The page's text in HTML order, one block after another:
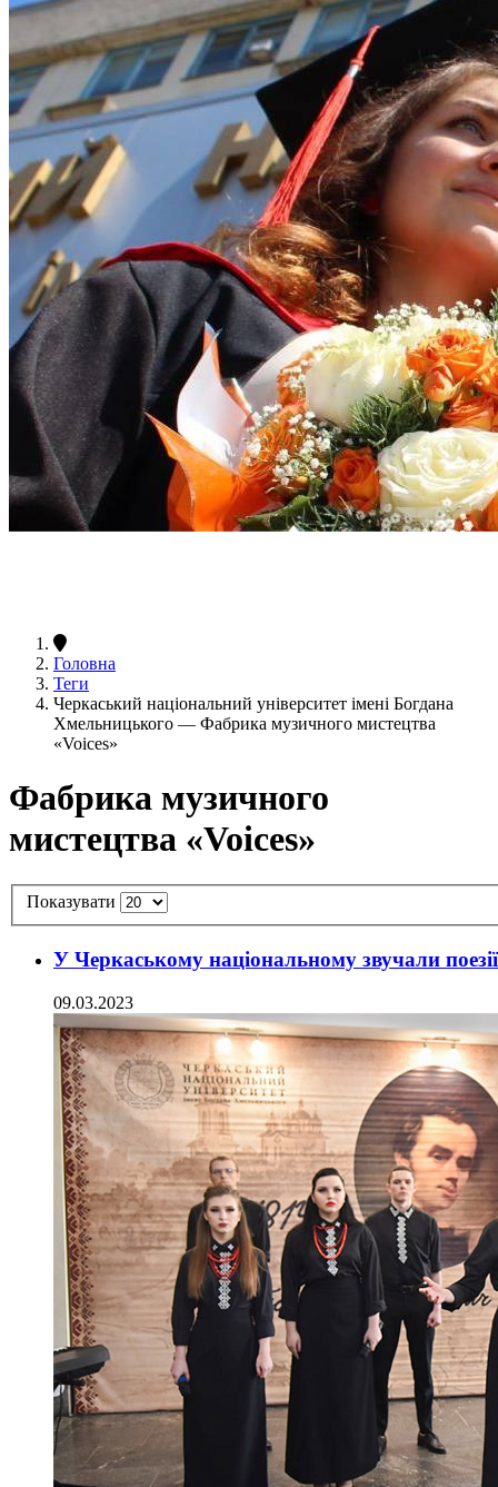
Головна
Теги
Черкаський національний університет імені Богдана
Хмельницького — Фабрика музичного мистецтва
«Voices»
Фабрика музичного
мистецтва «Voices»
Показувати
У Черкаському національному звучали
09.03.2023